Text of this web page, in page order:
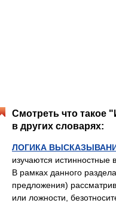
Смотреть что
в других словарях:
ЛОГИКА
изучаются истинностные
В рамках данного
предложения)
или ложности,